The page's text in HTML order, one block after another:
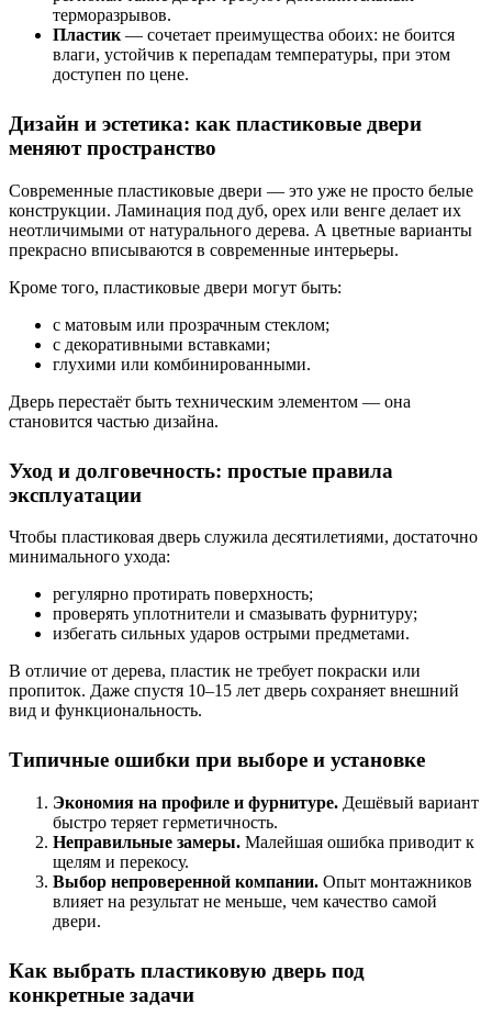
терморазрывов.
Пластик — сочетает преимущества обоих: не боится
влаги, устойчив к перепадам температуры, при этом
доступен по цене.
Дизайн и эстетика: как пластиковые двери
меняют пространство
Современные пластиковые двери — это уже не просто белые
конструкции. Ламинация под дуб, орех или венге делает их
неотличимыми от натурального дерева. А цветные варианты
прекрасно вписываются в современные интерьеры.
Кроме того, пластиковые двери могут быть:
с матовым или прозрачным стеклом;
с декоративными вставками;
глухими или комбинированными.
Дверь перестаёт быть техническим элементом — она
становится частью дизайна.
Уход и долговечность: простые правила
эксплуатации
Чтобы пластиковая дверь служила десятилетиями, достаточно
минимального ухода:
регулярно протирать поверхность;
проверять уплотнители и смазывать фурнитуру;
избегать сильных ударов острыми предметами.
В отличие от дерева, пластик не требует покраски или
пропиток. Даже спустя 10–15 лет дверь сохраняет внешний
вид и функциональность.
Типичные ошибки при выборе и установке
Экономия на профиле и фурнитуре. Дешёвый вариант
быстро теряет герметичность.
Неправильные замеры. Малейшая ошибка приводит к
щелям и перекосу.
Выбор непроверенной компании. Опыт монтажников
влияет на результат не меньше, чем качество самой
двери.
Как выбрать пластиковую дверь под
конкретные задачи